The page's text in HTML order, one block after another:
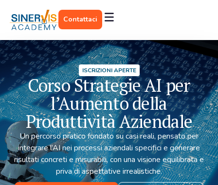
Contattaci
ISCRIZIONI APERTE
Corso Strategie AI per
l’Aumento della
Produttività Aziendale
Un percorso pratico fondato su casi reali, pensato per
integrare l’AI nei processi aziendali specifici e generare
risultati concreti e misurabili, con una visione equilibrata e
priva di aspettative irrealistiche.